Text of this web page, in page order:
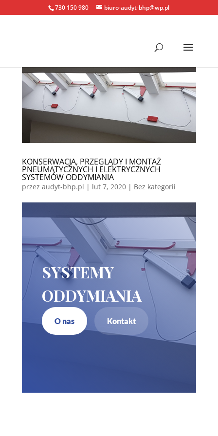
730 150 980 biuro-audyt-bhp@wp.pl
KONSERWACJA, PRZEGLĄDY I MONTAŻ
PNEUMATYCZNYCH I ELEKTRYCZNYCH
SYSTEMÓW ODDYMIANIA
przez audyt-bhp.pl | lut 7, 2020| Bez kategorii
SYSTEMY
ODDYMIANIA
O nas Kontakt